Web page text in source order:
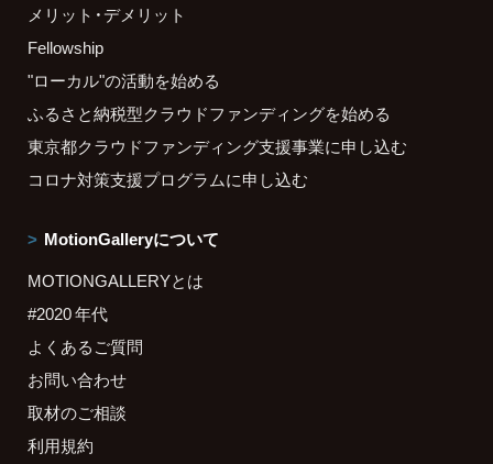
メリット・デメリット
Fellowship
"ローカル"の活動を始める
ふるさと納税型クラウドファンディングを始める
東京都クラウドファンディング支援事業に申し込む
コロナ対策支援プログラムに申し込む
MotionGalleryについて
MOTIONGALLERYとは
#2020 年代
よくあるご質問
お問い合わせ
取材のご相談
利用規約